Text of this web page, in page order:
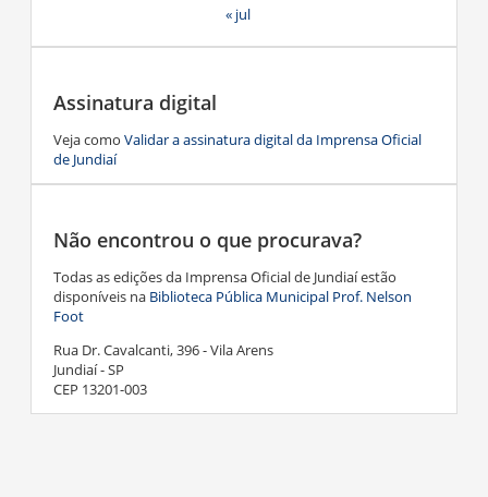
« jul
Assinatura digital
Veja como Validar a assinatura digital da Imprensa Oficial
de Jundiaí
Não encontrou o que procurava?
Todas as edições da Imprensa Oficial de Jundiaí estão
disponíveis na Biblioteca Pública Municipal Prof. Nelson
Foot
Rua Dr. Cavalcanti, 396 - Vila Arens
Jundiaí - SP
CEP 13201-003